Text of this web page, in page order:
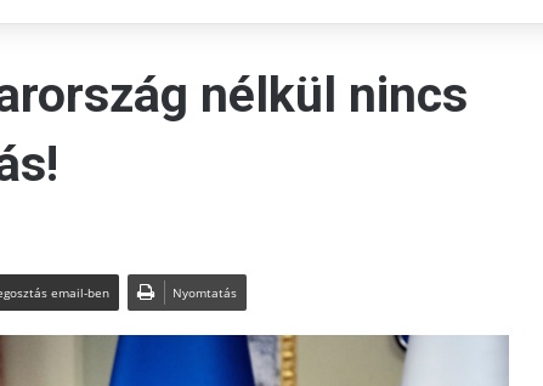
nélkül nincs
email-ben Nyomtatás